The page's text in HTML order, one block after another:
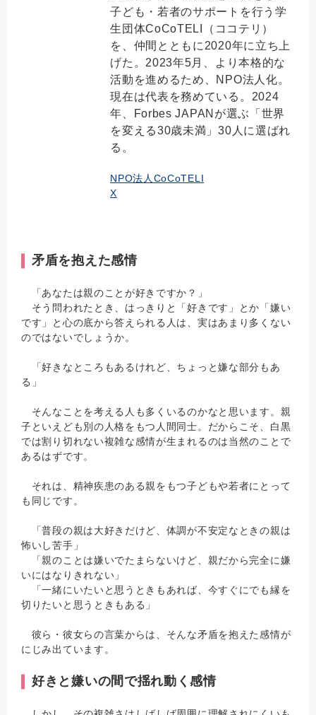
子ども・若者のサポートを行う学
生団体CoCoTELI（ココテリ）
を、仲間とともに2020年に立ち上
げた。2023年5月、より本格的な
活動を進めるため、NPO法人化。
現在は代表を務めている。2024
年、Forbes JAPANが選ぶ「世界
を変える30歳未満」30人に選ばれ
る。
NPO法人CoCoTELI
X
矛盾を抱えた感情
「あなたは親のことが好きですか？」
そう問われたとき、はっきりと「好きです」とか「嫌い
です」と心の底から答えられる人は、実はあまり多くない
のではないでしょうか。
「好きなところもあるけれど、ちょっと嫌な部分もあ
る」
そんなことを考える人も多くいるのかなと思います。親
子といえども別の人格をもつ人間同士。だからこそ、白黒
では割り切れない複雑な感情が生まれるのは当然のことで
あるはずです。
それは、精神疾患のある親をもつ子どもや若者にとって
も同じです。
「普段の親は大好きだけど、体調が不安定なときの親は
怖いし苦手」
「親のことは嫌いでたまらないけど、親だから完全に嫌
いにはなりきれない」
「一緒にいたいと思うときもあれば、今すぐにでも縁を
切りたいと思うときもある」
彼ら・彼女らの言葉からは、そんな矛盾を抱えた感情が
にじみ出ています。
好きと嫌いの間で揺れ動く感情